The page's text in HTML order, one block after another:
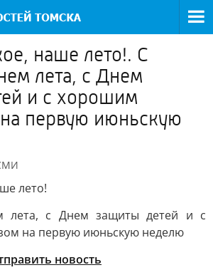
наше лето!. С
лета, с Днем
и с хорошим
первую июньскую
лето!
лета, с Днем защиты детей и с
на первую июньскую неделю
новость